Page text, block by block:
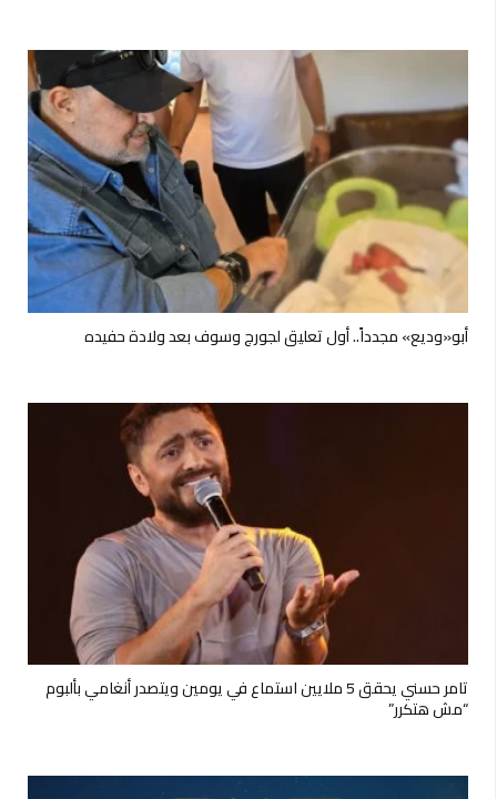
أبو«وديع» مجدداً.. أول تعليق لجورج وسوف بعد ولادة حفيده
تامر حسني يحقق 5 ملايين استماع في يومين ويتصدر أنغامي بألبوم
“مش هتكرر”